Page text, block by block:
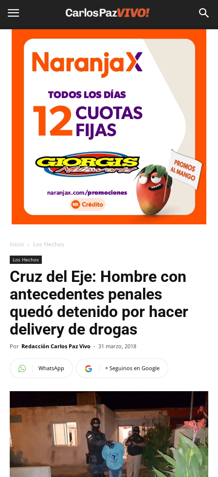
Inicio Los Hechos
Los Hechos
Cruz del Eje: Hombre con
antecedentes penales
quedó detenido por hacer
delivery de drogas
Por Redacción Carlos Paz Vivo - 31 marzo, 2018
WhatsApp + Seguinos en Google